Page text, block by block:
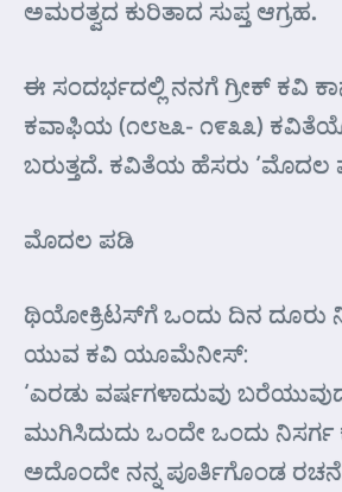
ಅಮರತ್ವದ ಕುರಿತಾದ ಸುಪ್ತ ಆಗ್ರಹ.
ಈ ಸಂದರ್ಭದಲ್ಲಿ ನನಗೆ ಗ್ರೀಕ್ ಕವಿ
ಕವಾಫಿಯ (೧೮೬೩- ೧೯೩೩)
ಬರುತ್ತದೆ. ಕವಿತೆಯ ಹೆಸರು ‘ಮೊದಲ
ಮೊದಲ ಪಡಿ
ಥಿಯೋಕ್ರಿಟಸ್‌ಗೆ ಒಂದು ದಿನ ದೂರು
ಯುವ ಕವಿ ಯೂಮೆನೀಸ್:
‘ಎರಡು ವರ್ಷಗಳಾದುವು
ಮುಗಿಸಿದುದು ಒಂದೇ ಒಂದು ನಿಸರ್ಗ
ಅದೊಂದೇ ನನ್ನ ಪೂರ್ತಿಗೊಂಡ